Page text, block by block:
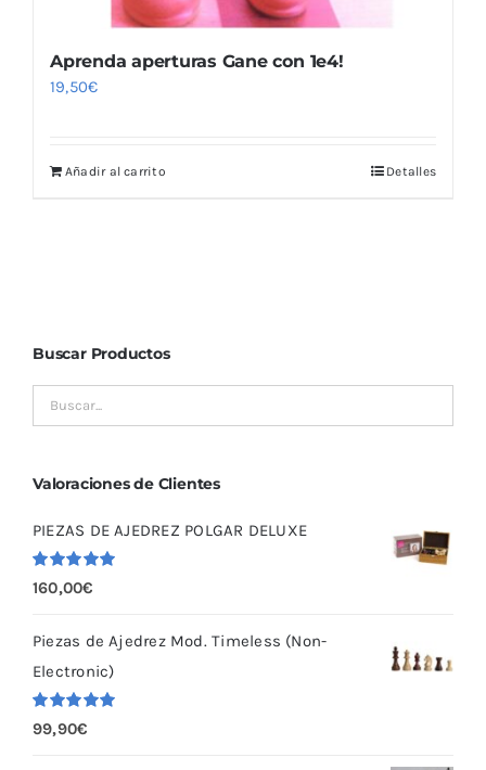
Aprenda aperturas Gane con 1e4!
19,50€
Añadir al carrito Detalles
Buscar Productos
Valoraciones de Clientes
PIEZAS DE AJEDREZ POLGAR DELUXE
Valorado
con 5.00
160,00€
Piezas de Ajedrez Mod. Timeless (Non-
Electronic)
Valorado
con 5.00
99,90€